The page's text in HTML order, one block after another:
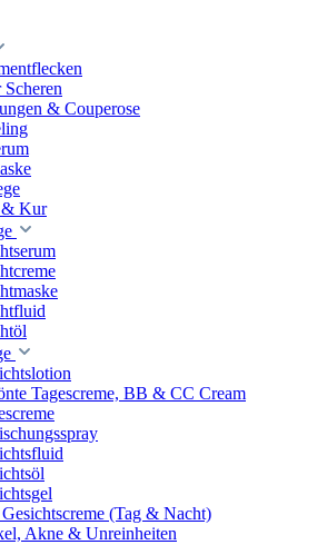
Scheren
& Couperose
& Kur
Tagescreme, BB & CC Cream
(Tag & Nacht)
Akne & Unreinheiten